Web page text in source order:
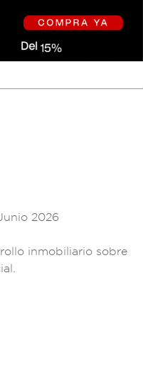
nio 2026
inmobiliario sobre